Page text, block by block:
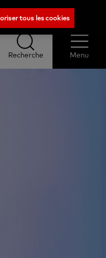
nous
votre
pays
Recherche
Recherche Menu
Menu
tous les cookies